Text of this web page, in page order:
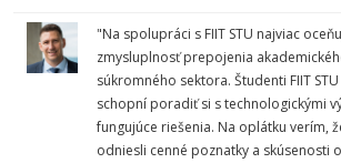
"Na spolupráci s FIIT STU najviac
zmysluplnosť prepojenia
súkromného sektora. Študenti FIIT
schopní poradiť si s technologickými
fungujúce riešenia. Na oplátku verím,
odniesli cenné poznatky a skúsenosti